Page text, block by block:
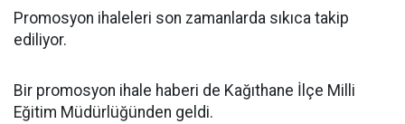
Promosyon ihaleleri son zamanlarda sıkıca takip
ediliyor.
Bir promosyon ihale haberi de Kağıthane İlçe Milli
Eğitim Müdürlüğünden geldi.